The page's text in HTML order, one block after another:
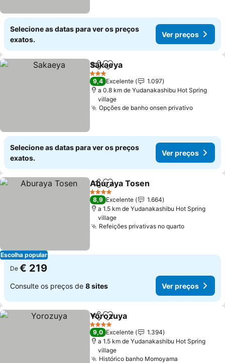
Selecione as datas para ver os preços
exatos.
Ver preços
PartilharAdicionar aos favoritos
Sakaeya
3 Estrelas
9,4 Excelente
1.097
a 0.8 km de Yudanakashibu Hot Spring
village
Opções de banho onsen privativoVer
Selecione as datas para ver os preços
exatos.
Ver preços
Escolha popular
PartilharAdicionar aos favoritos
Aburaya Tosen
4 Estrelas
8,9 Excelente
1.664
a 1.5 km de Yudanakashibu Hot Spring
village
Refeições privativas no quartoVer preços
De € 219
Consulte os preços de 8 sites Ver preços
PartilharAdicionar aos favoritos
Yorozuya
4 Estrelas
9,0 Excelente
1.394
a 1.5 km de Yudanakashibu Hot Spring
village
Histórico banho Momoyama